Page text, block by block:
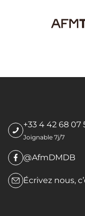
+33 4 42 68 07
Joignable 7j/7
@AfmDMDB
Écrivez nous,